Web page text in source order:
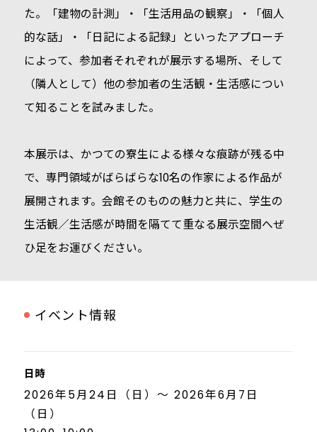
た。「建物の計測」・「生活用品の観察」・「個人
的な話」・「日記による記録」といったアプローチ
によって、参加者それぞれが展示する場所、そして
（隣人として）他の参加者の生活観・生活感につい
て知ることを試みました。
本展示は、かつての寮生による様々な痕跡が残る中
で、専門領域がばらばらな10名の作家による作品が
展開されます。会館そのものの魅力と共に、学生の
生活観／生活感が時間を隔てて重なる展示空間へぜ
ひ足をお運びください。
イベント情報
日時
2026年5月24日（日）～ 2026年6月7日
（日）